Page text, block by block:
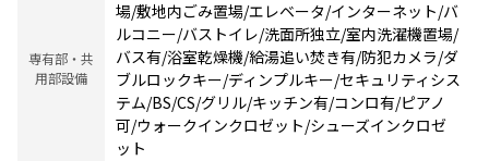
専有部・共
用部設備
場/敷地内ごみ置場/エレベータ/インターネット/バ
ルコニー/バストイレ/洗面所独立/室内洗濯機置場/
バス有/浴室乾燥機/給湯追い焚き有/防犯カメラ/ダ
ブルロックキー/ディンプルキー/セキュリティシス
テム/BS/CS/グリル/キッチン有/コンロ有/ピアノ
可/ウォークインクロゼット/シューズインクロゼ
ット